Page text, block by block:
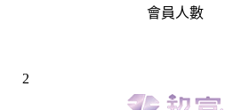
會員人數
2